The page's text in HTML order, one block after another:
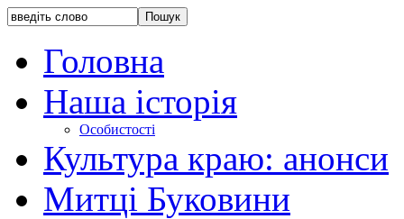
Головна
Наша історія
Особистості
Культура краю: анонси
Митці Буковини